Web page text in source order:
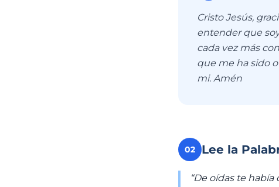
Cristo Jesús,
entender que
cada vez más
que me ha sido
mi. Amén
02 Lee la
“De oídas te había